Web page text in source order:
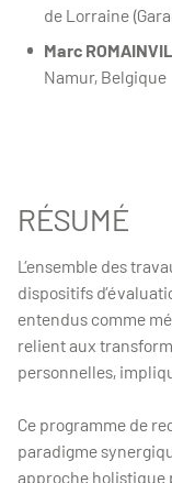
de Lorraine
Marc
Namur, Belgique
RÉSUMÉ
L’ensemble des
dispositifs
entendus comme
relient aux
personnelles,
Ce programme de
paradigme
approche holistique